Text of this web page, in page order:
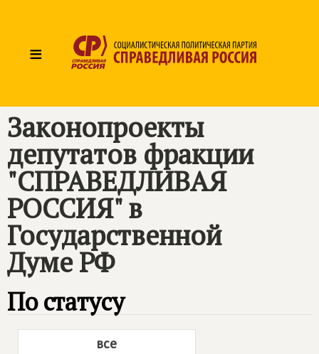
≡
Законопроекты
депутатов фракции
"СПРАВЕДЛИВАЯ
РОССИЯ" в
Государственной
Думе РФ
По статусу
все